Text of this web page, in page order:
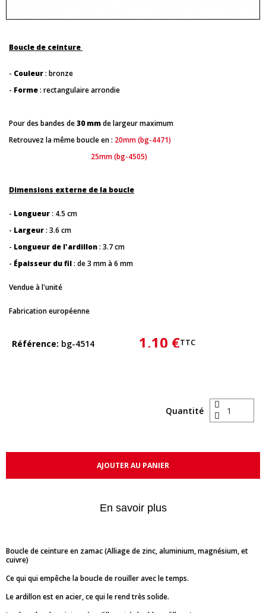
Boucle de ceinture
- Couleur: bronze
- Forme: rectangulaire arrondie
Pour des bandes de30 mmde largeur maximum
Retrouvez la même boucle en : 20mm (bg-4471)
25mm (bg-4505)
Dimensions externe de la boucle
- Longueur: 4.5 cm
- Largeur: 3.6 cm
- Longueur de l'ardillon: 3.7 cm
- Épaisseur du fil: de 3 mm à 6 mm
Vendue à l'unité
Fabrication européenne
Référence bg-4514 1,10 €TTC
Quantité
AJOUTER AU PANIER
En savoir plus
Boucle de ceinture en zamac (Alliage de zinc, aluminium, magnésium, et
cuivre)
Ce qui qui empêche la boucle de rouiller avec le temps.
Le ardillon est en acier, ce qui le rend très solide.